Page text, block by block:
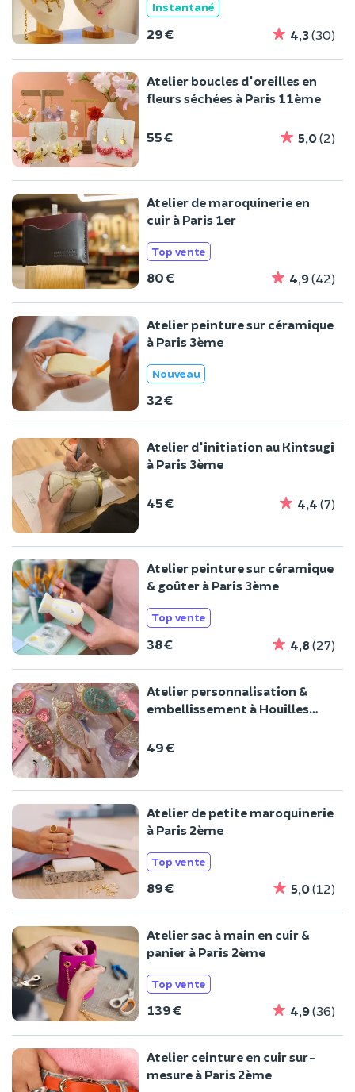
Instantané
29 € 4,3(30)
Atelier boucles d'oreilles en
fleurs séchées à Paris 11ème
55 € 5,0(2)
Atelier de maroquinerie en
cuir à Paris 1er
Top vente
80 € 4,9(42)
Atelier peinture sur céramique
à Paris 3ème
Nouveau
32 €
Atelier d'initiation au Kintsugi
à Paris 3ème
45 € 4,4 (7)
Atelier peinture sur céramique
& goûter à Paris 3ème
Top vente
38 € 4,8 (27)
Atelier personnalisation &
embellissement à Houilles
49 €
Atelier de petite maroquinerie
à Paris 2ème
Top vente
89 € 5,0(12)
Atelier sac à main en cuir &
panier à Paris 2ème
Top vente
139 € 4,9(36)
Atelier ceinture en cuir sur-
mesure à Paris 2ème